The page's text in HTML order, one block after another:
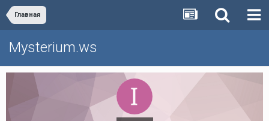
Главная
Mysterium.ws